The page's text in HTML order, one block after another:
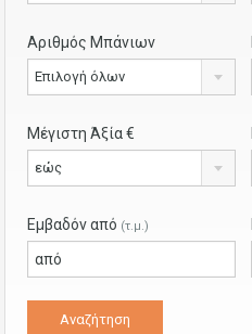
Αριθμός Μπάνιων
Επιλογή όλων
Μέγιστη Άξία €
εώς
Εμβαδόν από (τ.μ.)